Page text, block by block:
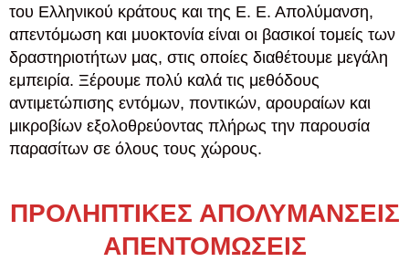
του Ελληνικού κράτους και της Ε. Ε. Απολύμανση,
απεντόμωση και μυοκτονία είναι οι βασικοί τομείς των
δραστηριοτήτων μας, στις οποίες διαθέτουμε μεγάλη
εμπειρία. Ξέρουμε πολύ καλά τις μεθόδους
αντιμετώπισης εντόμων, ποντικών, αρουραίων και
μικροβίων εξολοθρεύοντας πλήρως την παρουσία
παρασίτων σε όλους τους χώρους.
ΠΡΟΛΗΠΤΙΚΕΣ ΑΠΟΛΥΜΑΝΣΕΙΣ
ΑΠΕΝΤΟΜΩΣΕΙΣ